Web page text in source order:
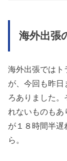
海外出張
海外出張ではト
が、今回も昨日
ろありました。
れないものもあ
が１８時間半遅
ら。